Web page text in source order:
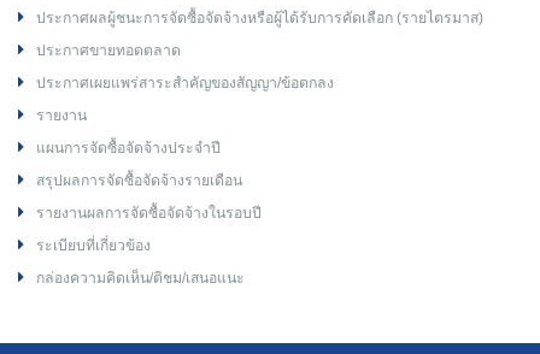
ประกาศผลผู้ชนะการจัดซื้อจัดจ้างหรือผู้ได้รับการคัดเลือก (รายไตรมาส)
ประกาศขายทอดตลาด
ประกาศเผยแพร่สาระสำคัญของสัญญา/ข้อตกลง
รายงาน
แผนการจัดซื้อจัดจ้างประจำปี
สรุปผลการจัดซื้อจัดจ้างรายเดือน
รายงานผลการจัดซื้อจัดจ้างในรอบปี
ระเบียบที่เกี่ยวข้อง
กล่องความคิดเห็น/ติชม/เสนอแนะ